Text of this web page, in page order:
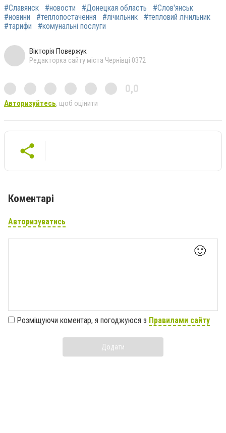
#Славянск #новости #Донецкая область
#Слов'янськ
#новини
#теплопостачення #лічильник
#тепловий лічильник
#тарифи
#комунальні послуги
Вікторія Повержук
Редакторка сайту міста Чернівці 0372
0,0
Авторизуйтесь, щоб оцінити
Коментарі
Авторизуватись
🙂
Розміщуючи коментар, я погоджуюся з Правилами сайту
Додати